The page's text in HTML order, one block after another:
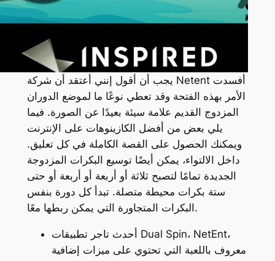
يجب أن أقول إنني أعتقد أن شركة Netent أفسدت
الأمر بهذه الفتحة وقد تعطي نوعًا ما لموضع الدوران
المزدوج القديم علامة سيئة بعيدًا عن الصورة. فيما
يلي بعض من أفضل الكازينوهات على الإنترنت
ويمكنك الحصول على القصة الكاملة في كل تعليق.
داخل الالتواء، يمكن أيضًا توسيع البكرات المزدوجة
الجديدة تمامًا لتصبح ثلاثة أو أربعة أو أربعة أو حتى
ستة بكرات محيطة متصلة. تبدأ كل دورة بنفس
البكرات المتجاورة التي يمكن ربطها معًا.
أحدث تاجر تطبيقات Dual Spin، NetEnt،
معروف باللعبة التي تحتوي على ميزات إضافية